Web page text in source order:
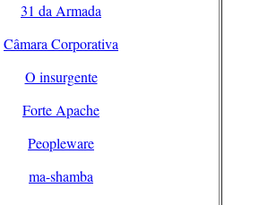
31 da Armada
Câmara Corporativa
O insurgente
Forte Apache
Peopleware
ma-shamba